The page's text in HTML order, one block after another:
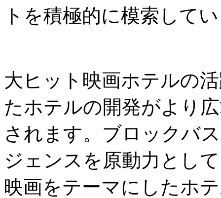
トを積極的に模索して
大ヒット映画ホテルの
たホテルの開発がより
されます。ブロックバ
ジェンスを原動力とし
映画をテーマにしたホ